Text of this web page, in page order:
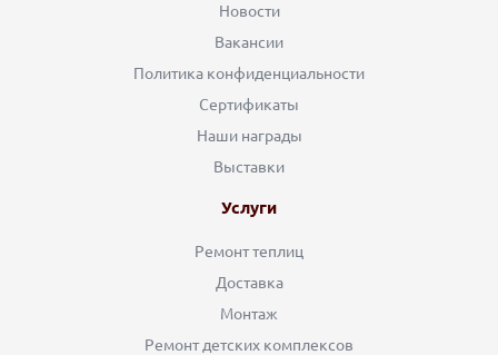
Новости
Вакансии
Политика конфиденциальности
Сертификаты
Наши награды
Выставки
Услуги
Ремонт теплиц
Доставка
Монтаж
Ремонт детских комплексов